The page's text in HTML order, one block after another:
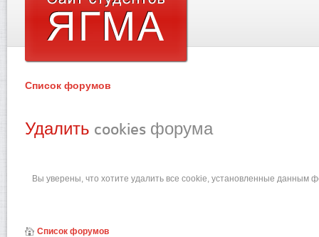
Список форумов
Удалить cookies форума
Вы уверены, что хотите удалить все cookie, установленные данным
Список форумов